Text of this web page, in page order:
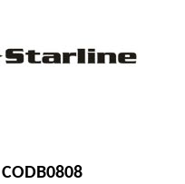
CODB0808